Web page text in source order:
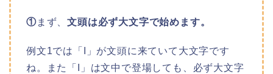
①まず、文頭は必ず大文字で始めます。
例文1では「I」が文頭に来ていて大文字です
ね。また「I」は文中で登場しても、必ず大文字